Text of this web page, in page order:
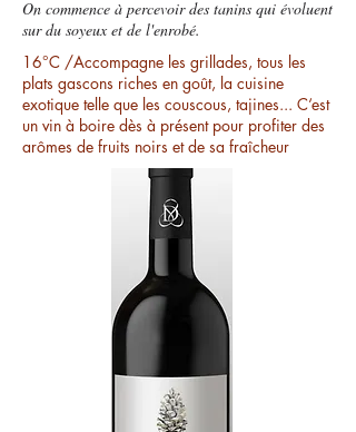
On commence à percevoir des tanins qui évoluent
sur du soyeux et de l'enrobé.
16°C /Accompagne les grillades, tous les
plats gascons riches en goût, la cuisine
exotique telle que les couscous, tajines... C‘est
un vin à boire dès à présent pour profiter des
arômes de fruits noirs et de sa fraîcheur